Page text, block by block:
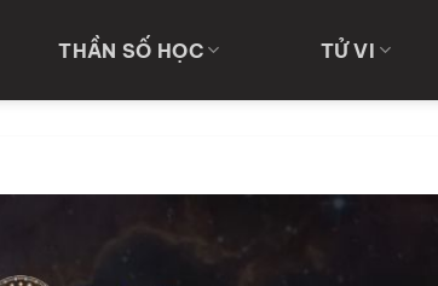
THẦN SỐ HỌC TỬ VI